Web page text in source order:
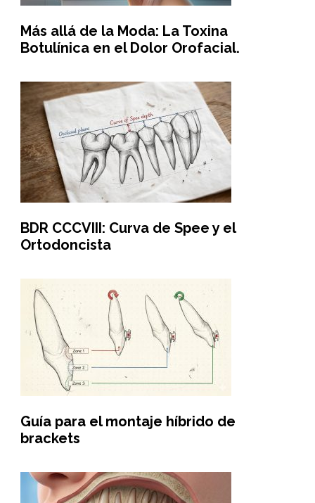
Más allá de la Moda: La Toxina
Botulínica en el Dolor Orofacial.
BDR CCCVIII: Curva de Spee y el
Ortodoncista
Guía para el montaje híbrido de
brackets